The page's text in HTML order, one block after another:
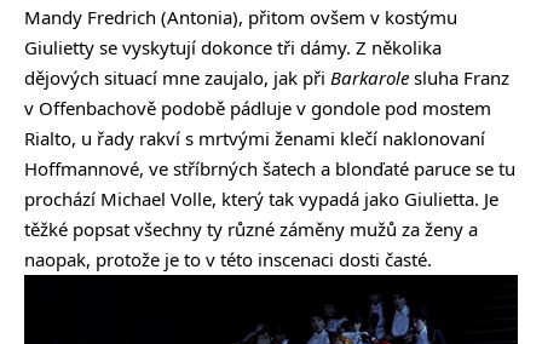
Mandy Fredrich (Antonia), přitom ovšem v kostýmu
Giulietty se vyskytují dokonce tři dámy. Z několika
dějových situací mne zaujalo, jak při Barkarole sluha Franz
v Offenbachově podobě pádluje v gondole pod mostem
Rialto, u řady rakví s mrtvými ženami klečí naklonovaní
Hoffmannové, ve stříbrných šatech a blonďaté paruce se tu
prochází Michael Volle, který tak vypadá jako Giulietta. Je
těžké popsat všechny ty různé záměny mužů za ženy a
naopak, protože je to v této inscenaci dosti časté.